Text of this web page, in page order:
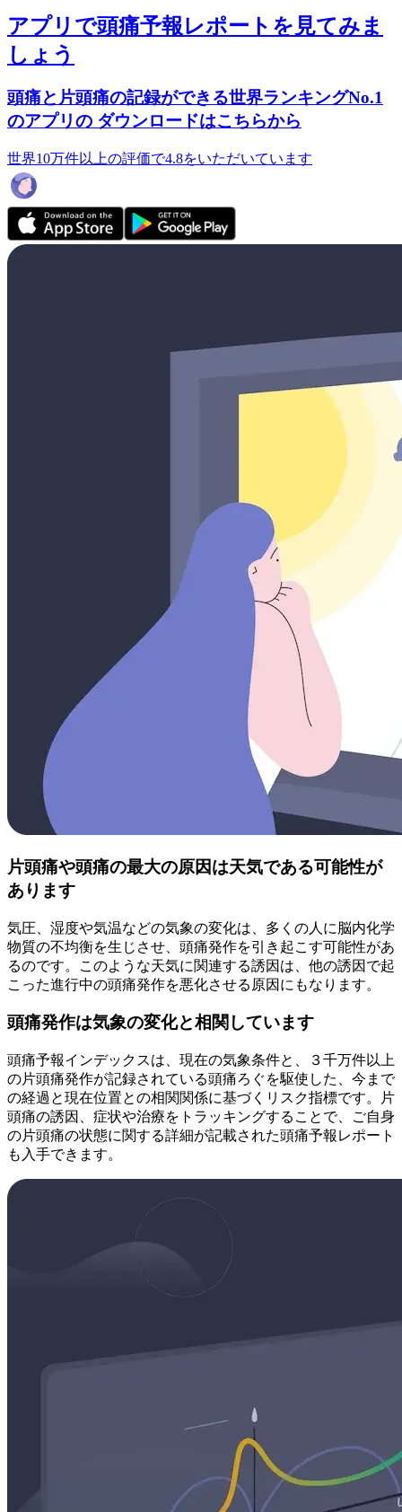
アプリで頭痛予報レポートを見てみま
しょう
頭痛と片頭痛の記録ができる世界ランキングNo.1
のアプリの ダウンロードはこちらから
世界10万件以上の評価で4.8をいただいています
片頭痛や頭痛の最大の原因は天気である可能性が
あります
気圧、湿度や気温などの気象の変化は、多くの人に脳内化学
物質の不均衡を生じさせ、頭痛発作を引き起こす可能性があ
るのです。このような天気に関連する誘因は、他の誘因で起
こった進行中の頭痛発作を悪化させる原因にもなります。
頭痛発作は気象の変化と相関しています
頭痛予報インデックスは、現在の気象条件と、３千万件以上
の片頭痛発作が記録されている頭痛ろぐを駆使した、今まで
の経過と現在位置との相関関係に基づくリスク指標です。片
頭痛の誘因、症状や治療をトラッキングすることで、ご自身
の片頭痛の状態に関する詳細が記載された頭痛予報レポート
も入手できます。